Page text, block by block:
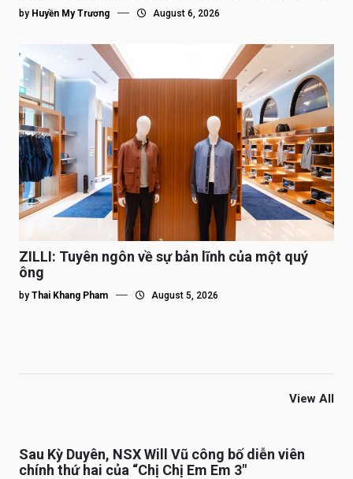
tế”
by Huyền My Trương August 6, 2026
ZILLI: Tuyên ngôn về sự bản lĩnh của một quý
ông
by Thai Khang Pham August 5, 2026
View All
Sau Kỳ Duyên, NSX Will Vũ công bố diễn viên
chính thứ hai của “Chị Chị Em Em 3″